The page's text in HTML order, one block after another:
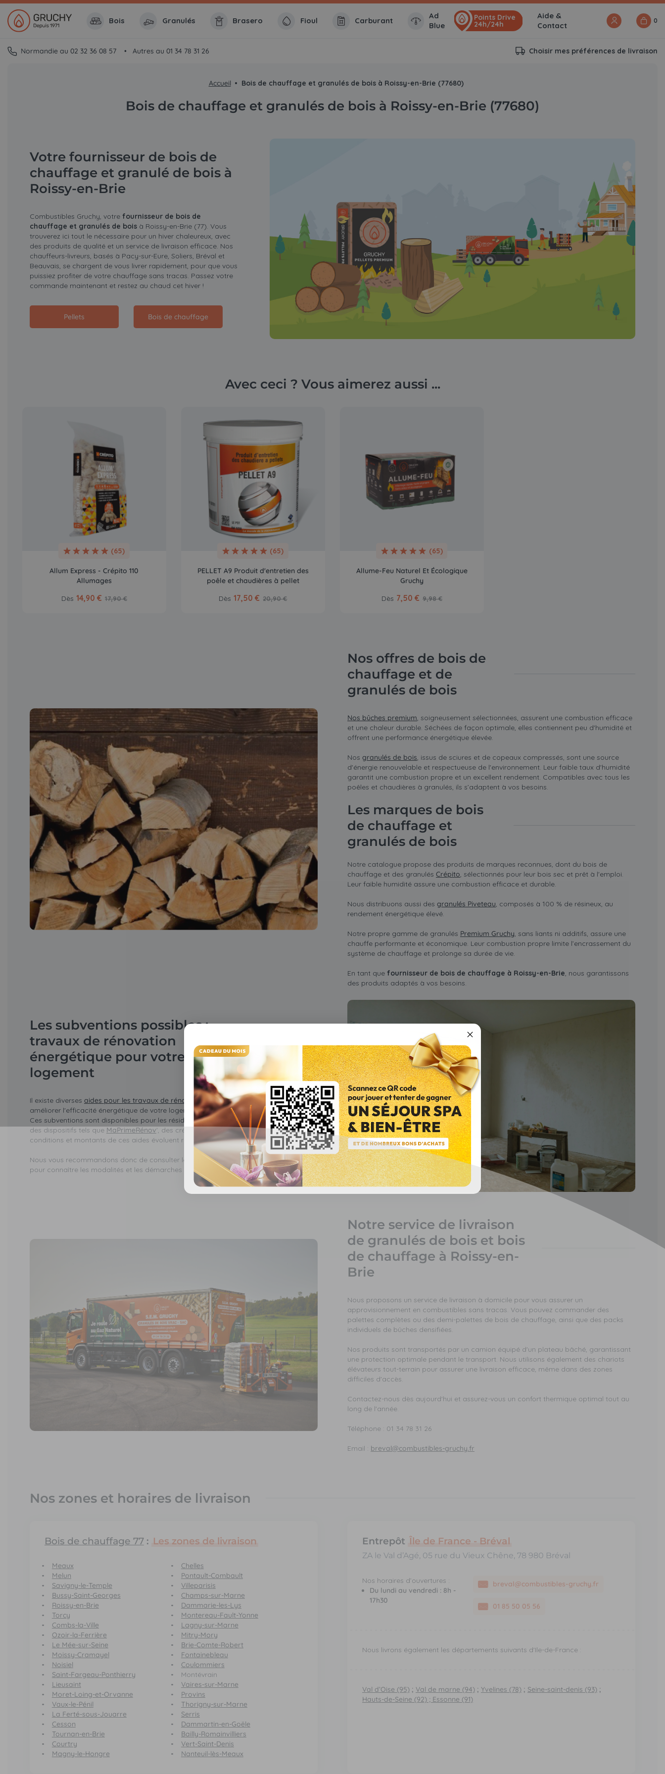
Bois Granulés Brasero Fioul Carburant
Ad
Blue
Points Drive
24h/24h
Aide &
Contact
0
Normandie au 02 32 36 08 57 Autres au 01 34 78 31 26 Choisir mes préférences de livraison
Accueil Bois de chauffage et granulés de bois à Roissy-en-Brie (77680)
Bois de chauffage et granulés de bois à Roissy-en-Brie (77680)
Votre fournisseur de bois de
chauffage et granulé de bois à
Roissy-en-Brie
Combustibles Gruchy, votre fournisseur de bois de
chauffage et granulés de boisà Roissy-en-Brie (77). Vous
trouverez ici tout le nécessaire pour un hiver chaleureux, avec
des produits de qualité et un service de livraison efficace. Nos
chauffeurs-livreurs, basés à Pacy-sur-Eure, Soliers, Bréval et
Beauvais, se chargent de vous livrer rapidement, pour que vous
puissiez profiter de votre chauffage sans tracas. Passez votre
commande maintenant et restez au chaud cet hiver !
Pellets Bois de chauffage
Avec ceci ? Vous aimerez aussi ...
(65)
Allum Express - Crépito 110
Allumages
Dès 14,90 € 17,90 €
(65)
PELLET A9 Produit d'entretien des
poêle et chaudières à pellet
Dès 17,50 € 20,90 €
(65)
Allume-Feu Naturel Et Écologique
Gruchy
Dès 7,50 € 9,98 €
Nos offres de bois de
chauffage et de
granulés de bois
Nos bûches premium, soigneusement sélectionnées, assurent une combustion efficace
et une chaleur durable. Séchées de façon optimale, elles contiennent peu d'humidité et
offrent une performance énergétique élevée.
Nosgranulés de bois, issus de sciures et de copeaux compressés, sont une source
d'énergie renouvelable et respectueuse de l'environnement. Leur faible taux d'humidité
garantit une combustion propre et un excellent rendement. Compatibles avec tous les
poêles et chaudières à granulés, ils s’adaptent à vos besoins.
Les marques de bois
de chauffage et
granulés de bois
Notre catalogue propose des produits de marques reconnues, dont du bois de
chauffage et des granulésCrépito, sélectionnés pour leur bois sec et prêt à l'emploi.
Leur faible humidité assure une combustion efficace et durable.
Nous distribuons aussi desgranulés Piveteau, composés à 100 % de résineux, au
rendement énergétique élevé.
Notre propre gamme de granulés Premium Gruchy, sans liants ni additifs, assure une
chauffe performante et économique. Leur combustion propre limite l’encrassement du
système de chauffage et prolonge sa durée de vie.
En tant quefournisseur de bois de chauffage à Roissy-en-Brie, nous garantissons
des produits adaptés à vos besoins.
Les subventions possibles :
travaux de rénovation
énergétique pour votre
logement
Il existe diverses aides pour les travaux de rénovation énergétique, qui visent à
améliorer l'efficacité énergétique de votre logement et à réduire vos factures d'énergie.
Ces subventions sont disponibles pour les résidents de Roissy-en-Brie et peuvent inclure
des dispositifs tels que MaPrimeRénov', des crédits d'impôt ou des aides locales. Les
conditions et montants de ces aides évoluent régulièrement.
Nous vous recommandons donc de consulter les sites officiels des organismes dédiés
pour connaître les modalités et les démarches à suivre.
Notre service de livraison
de granulés de bois et bois
de chauffage à Roissy-en-
Brie
Nous proposons un service de livraison à domicile pour vous assurer un
approvisionnement en combustibles sans tracas. Vous pouvez commander des
palettes complètes ou des demi-palettes de bois de chauffage, ainsi que des packs
individuels de bûches densifiées.
Nos produits sont transportés par un camion équipé d'un plateau bâché, garantissant
une protection optimale pendant le transport. Nous utilisons également des chariots
élévateurs tout-terrain pour assurer une livraison efficace, même dans des zones
difficiles d'accès.
Contactez-nous dès aujourd'hui et assurez-vous un confort thermique optimal tout au
long de l'année.
Téléphone : 01 34 78 31 26
Email : breval@combustibles-gruchy.fr
Nos zones et horaires de livraison
Bois de chauffage 77: Les zones de livraison
Meaux
Chelles
Melun
Pontault-Combault
Savigny-le-Temple
Villeparisis
Bussy-Saint-Georges
Champs-sur-Marne
Roissy-en-Brie
Dammarie-les-Lys
Torcy
Montereau-Fault-Yonne
Combs-la-Ville
Lagny-sur-Marne
Ozoir-la-Ferrière
Mitry-Mory
Le Mée-sur-Seine
Brie-Comte-Robert
Moissy-Cramayel
Fontainebleau
Noisiel
Coulommiers
Saint-Fargeau-Ponthierry
Montévrain
Lieusaint
Vaires-sur-Marne
Moret-Loing-et-Orvanne
Provins
Vaux-le-Pénil
Thorigny-sur-Marne
La Ferté-sous-Jouarre
Serris
Cesson
Dammartin-en-Goële
Tournan-en-Brie
Bailly-Romainvilliers
Courtry
Vert-Saint-Denis
Magny-le-Hongre
Nanteuil-lès-Meaux
Entrepôt Île de France - Bréval
ZA le Val d’Agé, 05 rue du Vieux Chêne, 78 980 Bréval
Nos horaires d’ouvertures :
Du lundi au vendredi : 8h -
17h30
breval@combustibles-gruchy.fr
01 85 50 05 56
Nous livrons également les départements suivants d'Ile-de-France :
Val d’Oise (95); Val de marne (94); Yvelines (78); Seine-saint-denis (93);
Hauts-de-Seine (92); Essonne (91)